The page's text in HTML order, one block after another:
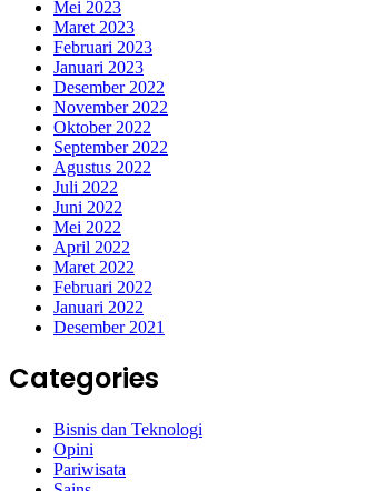
Mei 2023
Maret 2023
Februari 2023
Januari 2023
Desember 2022
November 2022
Oktober 2022
September 2022
Agustus 2022
Juli 2022
Juni 2022
Mei 2022
April 2022
Maret 2022
Februari 2022
Januari 2022
Desember 2021
Categories
Bisnis dan Teknologi
Opini
Pariwisata